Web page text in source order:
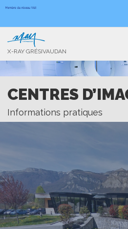
X-RAY GRÉSIVAUDAN
CENTRES
Informations pratiques